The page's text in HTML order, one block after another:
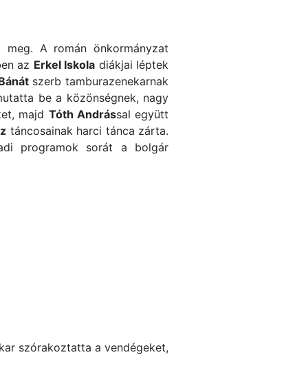
meg. A román önkormányzat
az Erkel Iskola diákjai léptek
szerb tamburazenekarnak
be a közönségnek, nagy
majd Tóth Andrással együtt
táncosainak harci tánca zárta.
programok sorát a bolgár
szórakoztatta a vendégeket,